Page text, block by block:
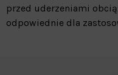
przed uderzeniami
odpowiednie dla